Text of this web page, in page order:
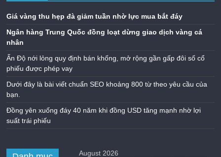
Giá vàng thu hẹp đà giảm tuần nhờ lực mua bắt đáy
Ngân hàng Trung Quốc đồng loạt dừng giao dịch vàng cá
nhân
Ấn Độ nới lỏng quy định bán khống, mở rộng gần gấp đôi số cổ
phiếu được phép vay
Dưới đây là bài viết chuẩn SEO khoảng 800 từ theo yêu cầu của
bạn.
Đồng yên xuống đáy 40 năm khi đồng USD tăng mạnh nhờ lợi
suất trái phiếu
August 2026